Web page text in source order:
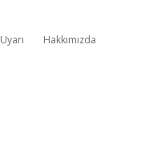
Hakkımızda